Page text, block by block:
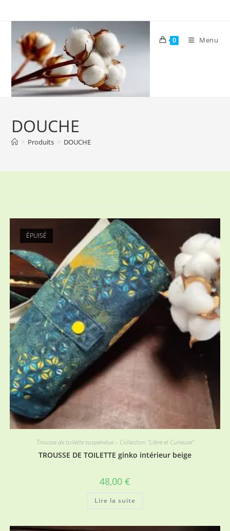
content
0 Menu
DOUCHE
> Produits > DOUCHE
ÉPUISÉ
Trousse de toilette suspendue – Collection “Libre et Curieuse”
TROUSSE DE TOILETTE ginko intérieur beige
48,00 €
Lire la suite